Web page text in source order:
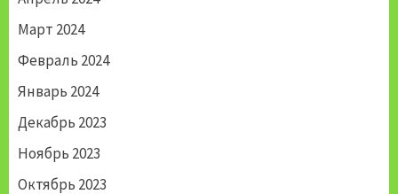
Март 2024
Февраль 2024
Январь 2024
Декабрь 2023
Ноябрь 2023
Октябрь 2023